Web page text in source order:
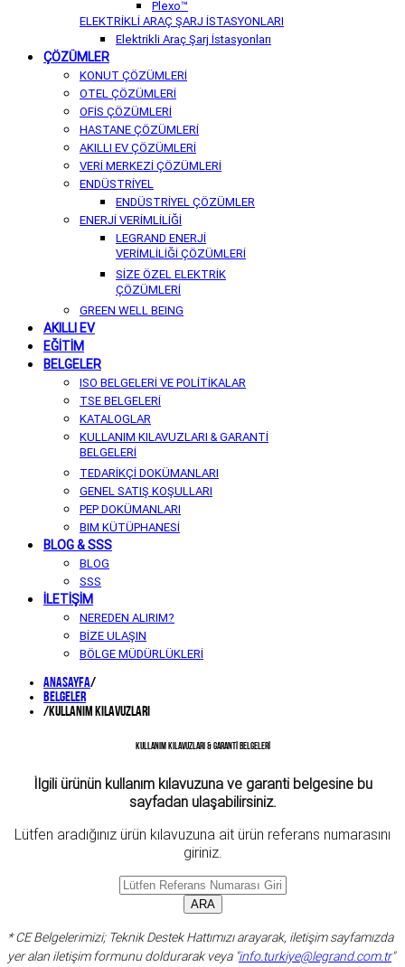
Plexo™
ELEKTRİKLİ ARAÇ ŞARJ İSTASYONLARI
Elektrikli Araç Şarj İstasyonları
ÇÖZÜMLER
KONUT ÇÖZÜMLERİ
OTEL ÇÖZÜMLERİ
OFİS ÇÖZÜMLERİ
HASTANE ÇÖZÜMLERİ
AKILLI EV ÇÖZÜMLERİ
VERİ MERKEZİ ÇÖZÜMLERİ
ENDÜSTRİYEL
ENDÜSTRİYEL ÇÖZÜMLER
ENERJİ VERİMLİLİĞİ
LEGRAND ENERJİ
VERİMLİLİĞİ ÇÖZÜMLERİ
SİZE ÖZEL ELEKTRİK
ÇÖZÜMLERİ
GREEN WELL BEING
AKILLI EV
EĞİTİM
BELGELER
ISO BELGELERİ VE POLİTİKALAR
TSE BELGELERİ
KATALOGLAR
KULLANIM KILAVUZLARI & GARANTİ
BELGELERİ
TEDARİKÇİ DOKÜMANLARI
GENEL SATIŞ KOŞULLARI
PEP DOKÜMANLARI
BIM KÜTÜPHANESİ
BLOG & SSS
BLOG
SSS
İLETİŞİM
NEREDEN ALIRIM?
BİZE ULAŞIN
BÖLGE MÜDÜRLÜKLERİ
Anasayfa/
Belgeler
/Kullanım Kılavuzları
KULLANIM KILAVUZLARI & GARANTİ BELGELERİ
İlgili ürünün kullanım kılavuzuna ve garanti belgesine bu
sayfadan ulaşabilirsiniz.
Lütfen aradığınız ürün kılavuzuna ait ürün referans numarasını
giriniz.
* CE Belgelerimizi; Teknik Destek Hattımızı arayarak, iletişim sayfamızda
yer alan iletişim formunu doldurarak veya "info.turkiye@legrand.com.tr"